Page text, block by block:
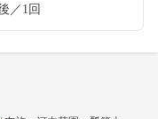
／1回